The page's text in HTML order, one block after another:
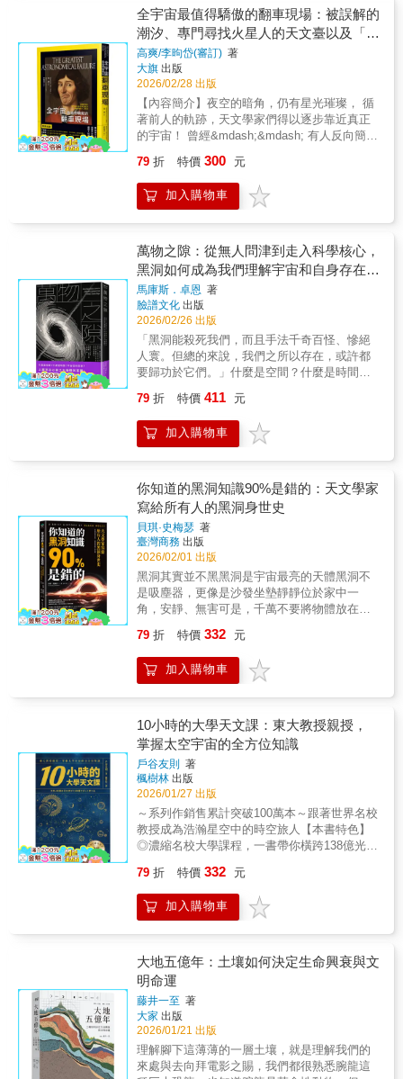
解開宇宙歷史的重要線索。▎未解之謎與宇宙
的未來 儘管現代宇宙學取得巨大進展，但
宇宙仍充滿謎團。暗物質與暗能量的本質仍未
被完全理解，宇宙是否有限、是否存在平行宇
宙，也仍是科學與哲學交會的問題。暴脹理論
試圖解釋宇宙早期的劇烈膨脹，並為許多宇宙
學難題提供可能答案。本書最終呈現的不只是
科學知識，而是一幅仍在不斷修訂的宇宙藍圖
──在人類理解的邊界之外，仍有更廣闊的未知
等待探索。〔本書特色〕本書以重力波為切入
點，帶領讀者穿越宇宙學的重要里程碑。從牛
頓的宇宙觀到愛因斯坦相對論，從黑洞與重力
波到宇宙膨脹與大霹靂模型，本書以清晰而生
呈現人類理解宇宙起源與演化的最新視野，讓
讀者在浩瀚星海中看見科學探索的深度與魅
力。
提出太陽活動與天氣預測之間的重要連結，拓
展讀者對氣候系統的理解。▎極地與荒漠：在
極端環境中觀測太陽書中穿插大量科學家的親
身經歷，記錄他們在高山、沙漠與偏遠地區建
立觀測站的艱辛過程。狂風、酷熱、沙塵與物
資匱乏，成為日常的一部分。這些生動的描寫
不僅讓讀者看見數據背後的人力付出，也突顯
科學探索所需的毅力與信念。▎陽光與生命：
說明不同波長的太陽射線如何影響動植物生長
與人類健康。從植物的光合作用，到人類的日
光浴與戶外活動，本書闡述了陽光在生命演化
與生活方式中扮演的核心角色，並說明太陽能
量如何支撐地球上複雜而精細的生態系統。▎
太陽能應用：從科學實驗到日常生活書中介紹
太陽能的實際應用，如太陽能灶與集熱裝置，
詳述其結構設計與熱效率原理，展現人類如何
直接利用太陽能改善生活。這些內容不僅反映
早期能源科技的創新精神，也為現代再生能源
發展提供重要的歷史視角。▎太陽與未來：行
星宜居性的科學想像作者更將視野延伸至地球
之外，探討太陽能量是否足以讓其他星球具備
宜居條件。透過對光、輻射與行星環境的分
析，本書引導讀者思考人類未來在宇宙中的可
能位置。▎太陽與文明：人類繁衍生息的關鍵
力量全書最終回歸一個核心問題：如果太陽能
量發生重大變化，人類文明將何去何從？透過
理解太陽不只是天體，更是人類繁衍生息的根
本支柱。本書特色：本書以嚴謹科學結合生動
敘述，全面探討太陽與人類文明的關係。內容
涵蓋太陽輻射測量、儀器發展、大氣作用、天
氣與氣候變化、動植物生長、日食與太陽景
觀，並延伸至太陽能利用與行星宜居性。透過
大量實地觀測與科學實驗的敘述，結合理論與
實例，展現太陽研究對人類繁衍生息的關鍵意
義。
之外，還有許多難題：坐太空船會不會暈機？
在太空中怎麼洗澡跟上廁所？如果一整年都無
法落地走路，會怎麼樣呢？在太空可以做愛
嗎？如果在太空漫步時，不小心嘔吐在頭盔裡
該怎麼辦？ 為了回答這些問題，各國航太
總署絞盡腦汁設計了各式各樣的太空模擬實
驗，古怪的程度令人瞠目結舌： ．變身人
體烤肉串，瘋狂旋轉逼吐的暈眩大挑戰「動暈
症研究」 ．連續一個月不換衣服不洗澡，
挑戰人類忍受骯髒極限的「最低個人衛生實
幸福實驗「臥床飛行模擬」 ．測試食物脹
氣係數與造成人體甲烷產生量的「豆類餐點實
驗」 ．從最高時速兩萬八千公里的座艙中
羅曲是美國最幽默的科普作家，這次她要帶你
一窺所有為了宇宙科學獻身的神奇事蹟。從太
空梭的馬桶使用訓練，到三萬六千公尺高的跳
傘逃生測試，這是一趟絕無冷場的超現實科學
之旅。◎ 舊版書名：打包去火星：NASA太空
人瘋狂實境秀
全宇宙最值得驕傲的翻車現場：被誤解的
潮汐、專門尋找火星人的天文臺以及「太
陽系的邊緣人」冥王星
高爽/李昫岱(審訂) 著
大旗 出版
2026/02/28 出版
【內容簡介】夜空的暗角，仍有星光璀璨， 循
著前人的軌跡，天文學家們得以逐步靠近真正
的宇宙！ 曾經&mdash;&mdash; 有人反向簡化
有人堅信潮汐源於地球轉動，而留下行星運動
方式的線索； 有人低估地球的年齡，卻啟發後
世學者探究地球內部的加熱來源； 有人執著火
隕石痕跡，反而開創隕石科學，讓人類正視隕
石衝撞的危險。 這些看似離譜的情節，正是某
些重大成功的前奏。 從歷史的角度，一同探究
深邃且遙不可及的燦爛星空吧！
79 折 特價 300 元
加入購物車
萬物之隙：從無人問津到走入科學核心，
黑洞如何成為我們理解宇宙和自身存在的
鑰匙？
馬庫斯．卓恩 著
臉譜文化 出版
2026/02/26 出版
「黑洞能殺死我們，而且手法千奇百怪、慘絕
人寰。但總的來說，我們之所以存在，或許都
要歸功於它們。」什麼是空間？什麼是時間？
案，或許就隱藏在科學最大的謎團中——黑洞
八段追尋的故事，跨越百年時光見證最神祕的
天體如何從備受冷落到登上宇宙舞台的中
萬物皆可墜入，無一能夠脫逃；一個重力場強
大無比的洞，就連光都會被捕捉，受其牢牢掌
控；一個能夠彎曲空間、扭轉時間的洞。
黑洞作為宇宙中最怪異的存在，藏著無數的未
解之迷，它的神祕莫測成功吸引了普羅大眾的
關注。二〇一五年，我們「聽見」了黑洞誕生
的啼聲；兩年後，人類達成了拍攝出第一張黑
洞照片的里程碑。這距離「黑洞」這個名詞出
現於世，只過去了短短半個世紀；距離這個天
體的概念被首次提出，也不過一個世紀的光
間裡，黑洞其實都不被科學界主流承認，甚至
曾被認為荒謬到連科幻小說都不屑一顧。它之
所以能夠「發光發熱」，是出於許多科學家對
提出非比尋常的證據，最終一步步推翻所有質
疑，證實了這個非比尋常天體的存在，也發現
其背後或許藏著能讓我們理解宇宙和自身存在
的關鍵。 本書作者、前物理學家馬庫斯．
卓恩，透過走訪許多在人類探究黑洞歷程中作
出關鍵貢獻的科學家，譜寫出一段引人入勝的
追尋之旅。黑洞絕非宇宙中的罕見異類，而是
無處不在——它是宇宙的元老，是最早出現的
長，構成今天宇宙的模樣；它更可能是生命的
造宜居環境的原料。我們之所以得以存活於地
球上、閱讀這些文字，也許正是因為黑洞的存
在。❏各界推薦「引人入勝、節奏明快的敘
述，講述科學家如何在相對晚近的時間——而
且有時不甘不願——才終於承認黑洞的存
在。」——《泰晤士報》（The Times）「扣人
心弦的好書。」——BBC《Sky at Night》雜誌
「極具詩意。」——《紐約時報》（New York
Times）「卓恩的寫作彷彿是在與其他人的對
話。」——《新科學人》（New Scientist）
「在所有頂尖科普作家之中，卓恩的風格最為
79 折 特價 411 元
加入購物車
你知道的黑洞知識90%是錯的：天文學家
寫給所有人的黑洞身世史
貝琪·史梅瑟 著
臺灣商務 出版
2026/02/01 出版
黑洞其實並不黑黑洞是宇宙最亮的天體黑洞不
是吸塵器，更像是沙發坐墊靜靜位於家中一
角，安靜、無害可是，千萬不要將物體放在坐
未來，不是線性的時間，更像是立體空間的概
念獲獎天文博士寫給一般人的黑洞（與宇宙）
身世史★英國高人氣天文物理學家、牛津大學
國皇家天文協會研究員★獲獎天文科普
YouTube頻道「Dr. Becky」訂閱超過81.7萬★
陳明堂教授（中研院天文所研究員、中研院黑
洞團隊發起人之一）導讀現在，我們正在繞著
一個黑洞公轉。地球繞著太陽運行，而太陽則
繞著銀河系的中心運轉。太陽是銀河系中為數
千億顆星星中的其中一顆，在我們自轉與繞著
太陽公轉的同時，我們也在以每小時72.4萬公
里的速度在銀河系運行。那麼，在銀河系中間
的是什麼？是一個超大質量黑洞。這宇宙中最
然中必然的存在。」研究領域為超大質量黑洞
的作者貝琪博士形容：「黑洞是太空中一個擠
壓了大量物質的地方，密度大到就連光，宇宙
有足夠的能量逃脫黑洞引力的束縛。」「黑洞
根本就不擅長隱藏自己，會讓自己周圍的物質
像聖誕樹般發出光芒。」在這本書裡，作者貝
琪‧史梅瑟博士運用她的天文物理、天文動力學
知識，帶領想一探究竟的一般讀者探索最早期
宇宙的樣態、恆星的一生、黑洞其實很亮、
「黑洞」為什麼叫做「黑洞」（借名自真實歷
79 折 特價 332 元
加入購物車
10小時的大學天文課：東大教授親授，
掌握太空宇宙的全方位知識
戶谷友則 著
楓樹林 出版
2026/01/27 出版
～系列作銷售累計突破100萬本～跟著世界名校
教授成為浩瀚星空中的時空旅人【本書特色】
◎濃縮名校大學課程，一書帶你橫跨138億光
流，提供最紮實且最新的知識！◎推薦給憧憬
星空浪漫、想從宏大視角瞭解世界、喜愛科學
與哲學的你！宇宙很大，大到我們一生都無法
處，又從何而來？」這些看似遙遠、卻自人類
誕生以來不斷被追問的問題，正是天文學誕生
的起點。作為人類歷史最悠久的學問之一，天
文學至今仍站在科學最前線，透過巨大望遠
鏡、人造衛星、重力波與微中子觀測，持續拓
展人類對宇宙的理解邊界。《10小時的大學天
文課》由東京大學天文學教授 戶谷友則 撰寫，
以世界頂尖大學的天文課為架構，內容涵蓋天
79 折 特價 332 元
加入購物車
大地五億年：土壤如何決定生命興衰與文
明命運
藤井一至 著
大家 出版
2026/01/21 出版
理解腳下這薄薄的一層土壤，就是理解我們的
來處與去向拜電影之賜，我們都很熟悉腕龍這